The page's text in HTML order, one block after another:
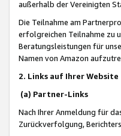
außerhalb der Vereinigten
Die Teilnahme am
erfolgreichen Teilnahme zu
Beratungsleistungen für
Namen von Amazon
2. Links auf Ihrer Website
(a) Partner-Links
Nach Ihrer Anmeldung für
Zurückverfolgung,